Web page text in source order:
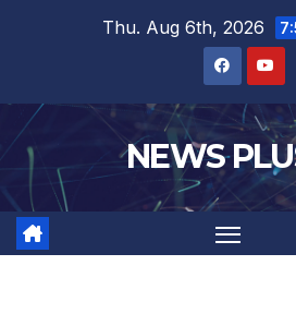
Thu. Aug 6th, 2026
NEWS